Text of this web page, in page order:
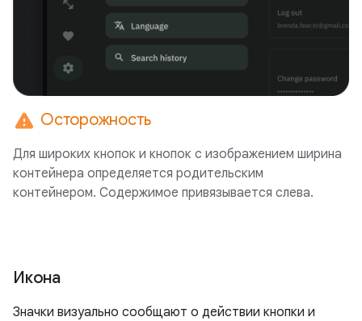
warning Осторожность
Для широких кнопок и кнопок с изображением ширина
контейнера определяется родительским
контейнером. Содержимое привязывается слева.
Икона
Значки визуально сообщают о действии кнопки и